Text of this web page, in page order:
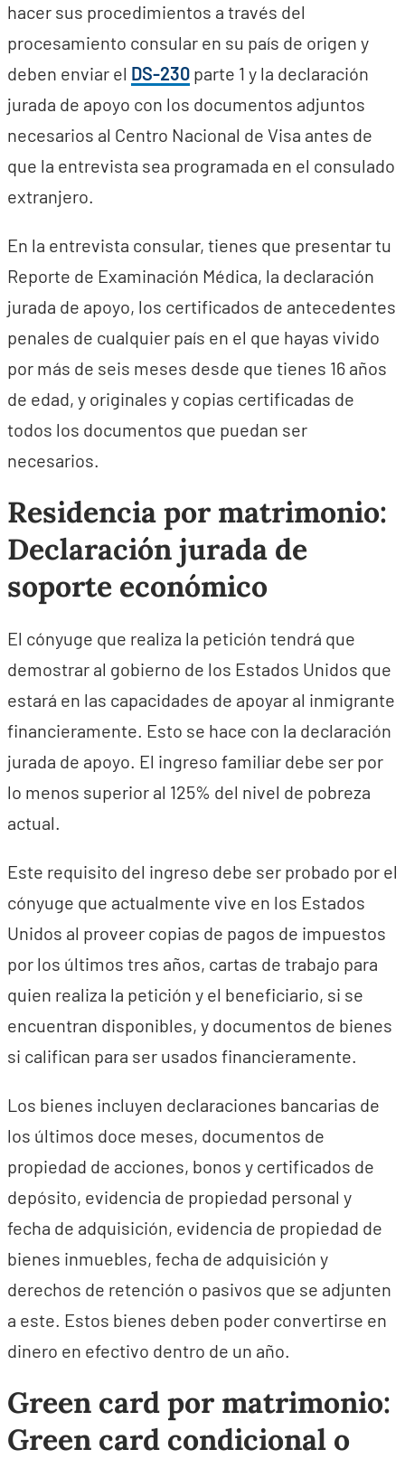
hacer sus procedimientos a través del
procesamiento consular en su país de origen y
deben enviar el DS-230 parte 1 y la declaración
jurada de apoyo con los documentos adjuntos
necesarios al Centro Nacional de Visa antes de
que la entrevista sea programada en el consulado
extranjero.
En la entrevista consular, tienes que presentar tu
Reporte de Examinación Médica, la declaración
jurada de apoyo, los certificados de antecedentes
penales de cualquier país en el que hayas vivido
por más de seis meses desde que tienes 16 años
de edad, y originales y copias certificadas de
todos los documentos que puedan ser
necesarios.
Residencia por matrimonio:
Declaración jurada de
soporte económico
El cónyuge que realiza la petición tendrá que
demostrar al gobierno de los Estados Unidos que
estará en las capacidades de apoyar al inmigrante
financieramente. Esto se hace con la declaración
jurada de apoyo. El ingreso familiar debe ser por
lo menos superior al 125% del nivel de pobreza
actual.
Este requisito del ingreso debe ser probado por el
cónyuge que actualmente vive en los Estados
Unidos al proveer copias de pagos de impuestos
por los últimos tres años, cartas de trabajo para
quien realiza la petición y el beneficiario, si se
encuentran disponibles, y documentos de bienes
si califican para ser usados financieramente.
Los bienes incluyen declaraciones bancarias de
los últimos doce meses, documentos de
propiedad de acciones, bonos y certificados de
depósito, evidencia de propiedad personal y
fecha de adquisición, evidencia de propiedad de
bienes inmuebles, fecha de adquisición y
derechos de retención o pasivos que se adjunten
a este. Estos bienes deben poder convertirse en
dinero en efectivo dentro de un año.
Green card por matrimonio:
Green card condicional o